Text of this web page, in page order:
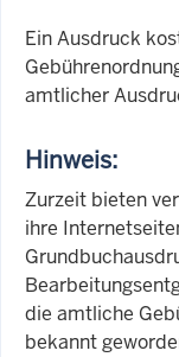
Ein Ausdruck
amtlicher
Hinweis:
Zurzeit bieten
ihre
die amtliche
bekannt